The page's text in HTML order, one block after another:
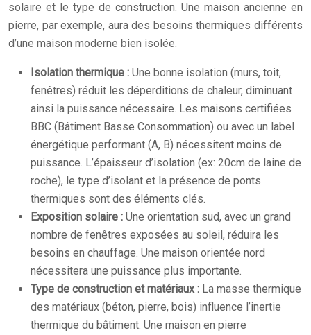
solaire et le type de construction. Une maison ancienne en
pierre, par exemple, aura des besoins thermiques différents
d’une maison moderne bien isolée.
Isolation thermique : Une bonne isolation (murs, toit,
fenêtres) réduit les déperditions de chaleur, diminuant
ainsi la puissance nécessaire. Les maisons certifiées
BBC (Bâtiment Basse Consommation) ou avec un label
énergétique performant (A, B) nécessitent moins de
puissance. L’épaisseur d’isolation (ex: 20cm de laine de
roche), le type d’isolant et la présence de ponts
thermiques sont des éléments clés.
Exposition solaire : Une orientation sud, avec un grand
nombre de fenêtres exposées au soleil, réduira les
besoins en chauffage. Une maison orientée nord
nécessitera une puissance plus importante.
Type de construction et matériaux : La masse thermique
des matériaux (béton, pierre, bois) influence l’inertie
thermique du bâtiment. Une maison en pierre